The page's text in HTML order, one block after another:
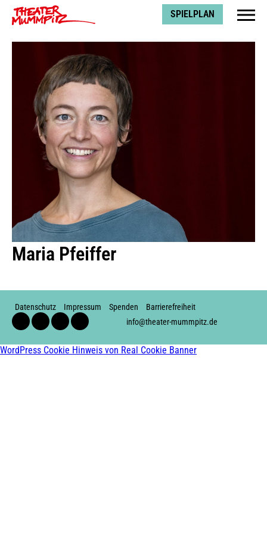
Theater Mummpitz SPIELPLAN
Maria Pfeiffer
Datenschutz Impressum Spenden
Barrierefreiheit
FacebookInstagram
YoutubeSoundcloud info@theater-mummpitz.de
WordPress Cookie Hinweis von Real Cookie Banner